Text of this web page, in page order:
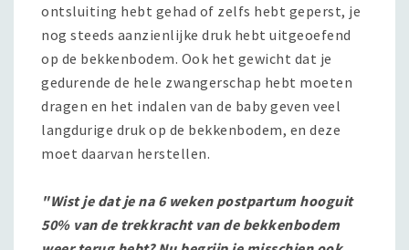
ontsluiting hebt gehad of zelfs hebt geperst, je
nog steeds aanzienlijke druk hebt uitgeoefend
op de bekkenbodem. Ook het gewicht dat je
gedurende de hele zwangerschap hebt moeten
dragen en het indalen van de baby geven veel
langdurige druk op de bekkenbodem, en deze
moet daarvan herstellen.
"Wist je dat je na 6 weken postpartum hooguit
50% van de trekkracht van de bekkenbodem